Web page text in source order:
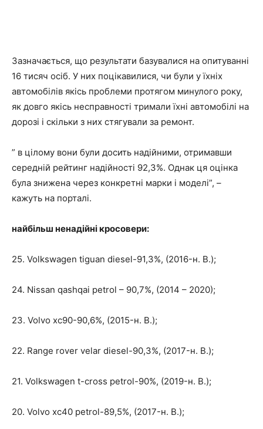
Зазначається, що результати базувалися на опитуванні
16 тисяч осіб. У них поцікавилися, чи були у їхніх
автомобілів якісь проблеми протягом минулого року,
як довго якісь несправності тримали їхні автомобілі на
дорозі і скільки з них стягували за ремонт.
” в цілому вони були досить надійними, отримавши
середній рейтинг надійності 92,3%. Однак ця оцінка
була знижена через конкретні марки і моделі”, –
кажуть на порталі.
найбільш ненадійні кросовери:
25. Volkswagen tiguan diesel-91,3%, (2016-н. В.);
24. Nissan qashqai petrol – 90,7%, (2014 – 2020);
23. Volvo xc90-90,6%, (2015-н. В.);
22. Range rover velar diesel-90,3%, (2017-н. В.);
21. Volkswagen t-cross petrol-90%, (2019-н. В.);
20. Volvo xc40 petrol-89,5%, (2017-н. В.);